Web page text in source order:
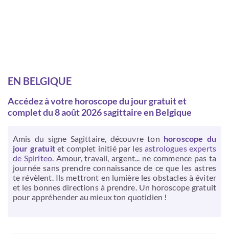
EN BELGIQUE
Accédez à votre horoscope du jour gratuit et
complet du 8 août 2026 sagittaire en Belgique
Amis du signe Sagittaire, découvre ton horoscope du
jour gratuitet complet initié par lesastrologues experts
de Spiriteo. Amour, travail, argent... ne commence pas ta
journée sans prendre connaissance de ce que les astres
te révèlent. Ils mettront en lumière les obstacles à éviter
et les bonnes directions à prendre. Un horoscope gratuit
pour appréhender au mieux ton quotidien !